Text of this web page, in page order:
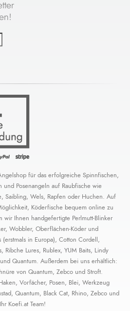
für das erfolgreiche Spinnfischen,
und Posenangeln auf Raubfische wie
Saibling, Wels, Rapfen oder Huchen. Auf
Köderfische bequem online zu
wir Ihnen handgefertigte Perlmutt-Blinker
Wobbler, Oberflächen-Köder und
(erstmals in Europa), Cotton Cordell,
Ribche Lures, Rublex, YUM Baits, Lindy
Quantum. Außerdem bei uns erhältlich:
von Quantum, Zebco und Stroft.
Vorfächer, Posen, Blei, Werkzeug
Quantum, Black Cat, Rhino, Zebco und
Koefi.at Team!